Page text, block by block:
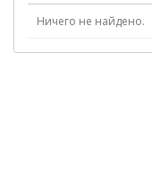
Ничего не найдено.